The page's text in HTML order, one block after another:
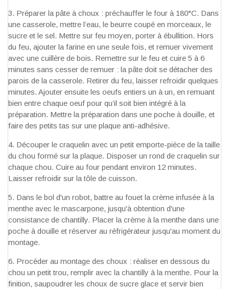
Préparer la pâte à choux : préchauffer le four à 180°C. Dans
une casserole, mettre l’eau, le beurre coupé en morceaux, le
sucre et le sel. Mettre sur feu moyen, porter à ébullition. Hors
du feu, ajouter la farine en une seule fois, et remuer vivement
avec une cuillère de bois. Remettre sur le feu et cuire 5 à 6
minutes sans cesser de remuer : la pâte doit se détacher des
parois de la casserole. Retirer du feu, laisser refroidir quelques
minutes. Ajouter ensuite les oeufs entiers un à un, en remuant
bien entre chaque oeuf pour qu’il soit bien intégré à la
préparation. Mettre la préparation dans une poche à douille, et
faire des petits tas sur une plaque anti-adhésive.
Découper le craquelin avec un petit emporte-pièce de la taille
du chou formé sur la plaque. Disposer un rond de craquelin sur
chaque chou. Cuire au four pendant environ 12 minutes.
Laisser refroidir sur la tôle de cuisson.
Dans le bol d'un robot, battre au fouet la crème infusée à la
menthe avec le mascarpone, jusqu'à obtention d'une
consistance de chantilly. Placer la crème à la menthe dans une
poche à douille et réserver au réfrigérateur jusqu'au moment du
montage.
Procéder au montage des choux : réaliser en dessous du
chou un petit trou, remplir avec la chantilly à la menthe. Pour la
finition, saupoudrer les choux de sucre glace et servir bien